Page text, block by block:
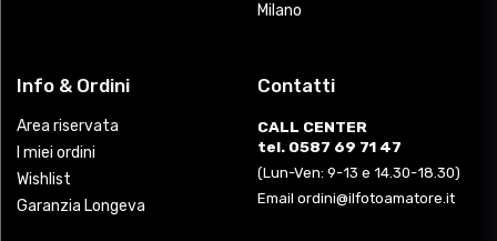
Milano
Info & Ordini
Area riservata
I miei ordini
Wishlist
Garanzia Longeva
Contatti
CALL CENTER
tel. 0587 69 71 47
(Lun-Ven: 9-13 e 14.30-18.30)
Email ordini@ilfotoamatore.it